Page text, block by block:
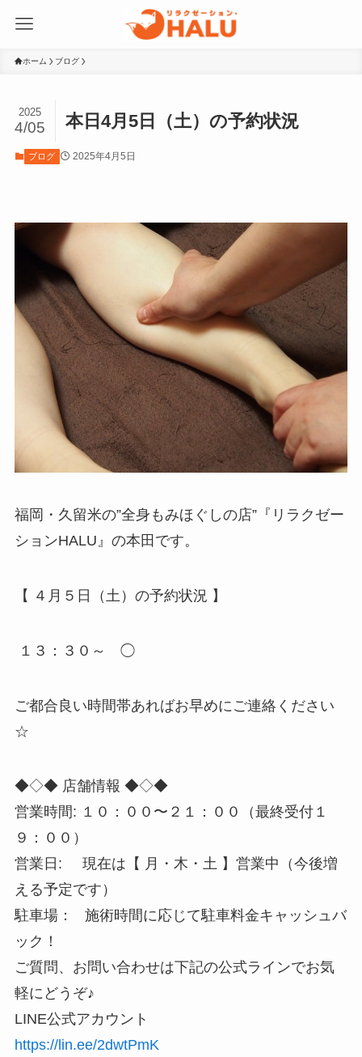
ホーム ブログ
本日4月5日（土）の予約状況
2025
4/05
ブログ 2025年4月5日
福岡・久留米の”全身もみほぐしの店”『リラクゼー
ションHALU』の本田です。
【 ４月５日（土）の予約状況 】
１３：３０～ ◯
ご都合良い時間帯あればお早めにご連絡ください
☆
◆◇◆ 店舗情報 ◆◇◆
営業時間: １０：００〜２１：００（最終受付１
９：００）
営業日: 現在は【 月・木・土 】営業中（今後増
える予定です）
駐車場： 施術時間に応じて駐車料金キャッシュバ
ック！
ご質問、お問い合わせは下記の公式ラインでお気
軽にどうぞ♪
LINE公式アカウント
https://lin.ee/2dwtPmK